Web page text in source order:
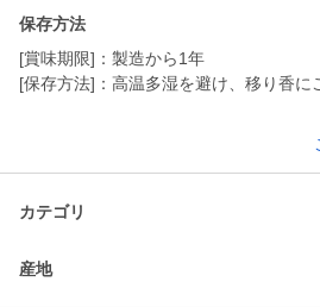
保存方法
[賞味期限]：製造から1年
[保存方法]：高温多湿を避け、移り香に
カテゴリ
産地